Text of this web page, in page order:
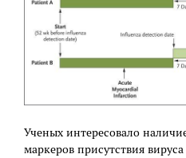
Ученых интересовало
маркеров присутствия